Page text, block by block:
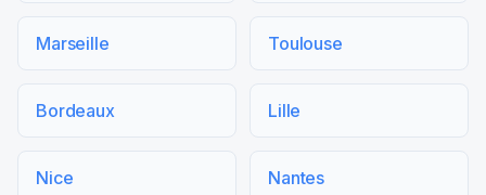
Marseille Toulouse
Bordeaux Lille
Nice Nantes